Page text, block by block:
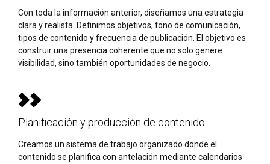
Con toda la información anterior, diseñamos una estrategia
clara y realista. Definimos objetivos, tono de comunicación,
tipos de contenido y frecuencia de publicación. El objetivo es
construir una presencia coherente que no solo genere
visibilidad, sino también oportunidades de negocio.
Planificación y producción de contenido
Creamos un sistema de trabajo organizado donde el
contenido se planifica con antelación mediante calendarios